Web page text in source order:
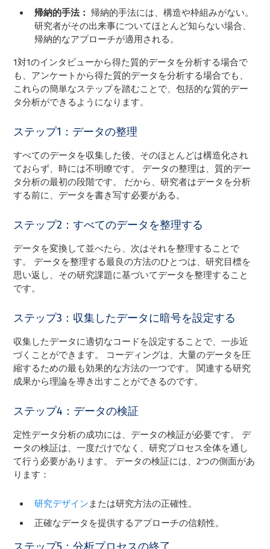
帰納的手法： 帰納的手法には、構造や枠組みがない。
研究者がその出来事についてほとんど知らない場合、
帰納的なアプローチが適用される。
1対1のインタビューから得た質的データを分析する場合で
も、アンケートから得た質的データを分析する場合でも、
これらの簡単なステップを踏むことで、包括的な質的デー
タ分析ができるようになります。
ステップ1：データの整理
すべてのデータを収集した後、そのほとんどは構造化され
ておらず、時には不明瞭です。 データの整理は、質的デー
タ分析の最初の段階です。 だから、研究者はデータを分析
する前に、データを書き写す必要がある。
ステップ2：すべてのデータを整理する
データを変換して並べたら、次はそれを整理することで
す。 データを整理する最良の方法のひとつは、研究目標を
思い返し、その研究課題に基づいてデータを整理すること
です。
ステップ3：収集したデータに暗号を設定する
収集したデータに適切なコードを設定することで、一歩近
づくことができます。 コーディングは、大量のデータを圧
縮するための最も効果的な方法の一つです。 関連する研究
成果から理論を導き出すことができるのです。
ステップ4：データの検証
定性データ分析の成功には、データの検証が必要です。 デ
ータの検証は、一度だけでなく、研究プロセス全体を通し
て行う必要があります。 データの検証には、2つの側面があ
ります：
研究デザイン または研究方法の正確性。
正確なデータを提供するアプローチの信頼性。